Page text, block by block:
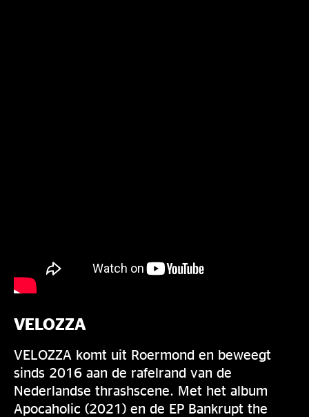
VELOZZA
VELOZZA komt uit Roermond en beweegt
sinds 2016 aan de rafelrand van de
Nederlandse thrashscene. Met het album
Apocaholic (2021) en de EP Bankrupt the